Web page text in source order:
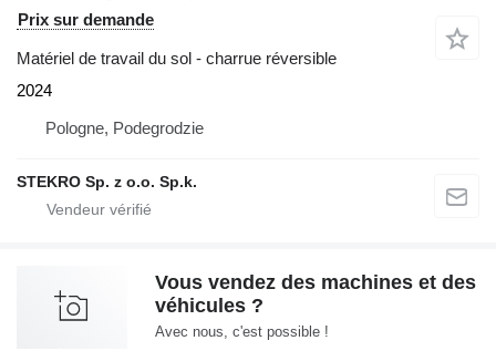
Prix sur demande
Matériel de travail du sol - charrue réversible
2024
Pologne, Podegrodzie
STEKRO Sp. z o.o. Sp.k.
Vous vendez des machines et des
véhicules ?
Avec nous, c'est possible !